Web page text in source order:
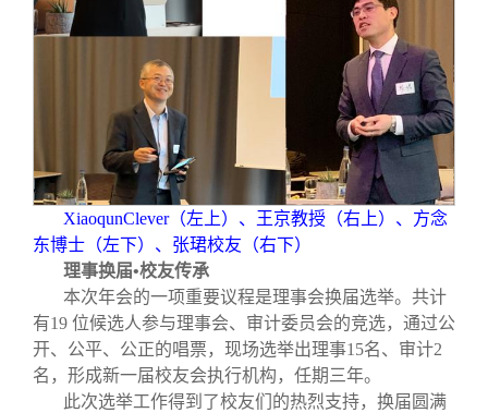
XiaoqunClever（左上）、王京教授（右上）、方念
东博士（左下）、张珺校友（右下）
理事换届•校友传承
本次年会的一项重要议程是理事会换届选举。共计
有19 位候选人参与理事会、审计委员会的竞选，通过公
开、公平、公正的唱票，现场选举出理事15名、审计2
名，形成新一届校友会执行机构，任期三年。
此次选举工作得到了校友们的热烈支持，换届圆满